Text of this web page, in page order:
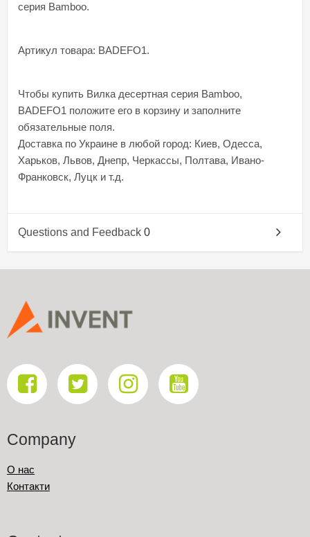
серия Bamboo.
Артикул товара: BADEFO1.
Чтобы купить Вилка десертная серия Bamboo,
BADEFO1 положите его в корзину и заполните
обязательные поля.
Доставка по Украине в любой город: Киев, Одесса,
Харьков, Львов, Днепр, Черкассы, Полтава, Ивано-
Франковск, Луцк и т.д.
Questions and Feedback 0
Company
О нас
Контакти